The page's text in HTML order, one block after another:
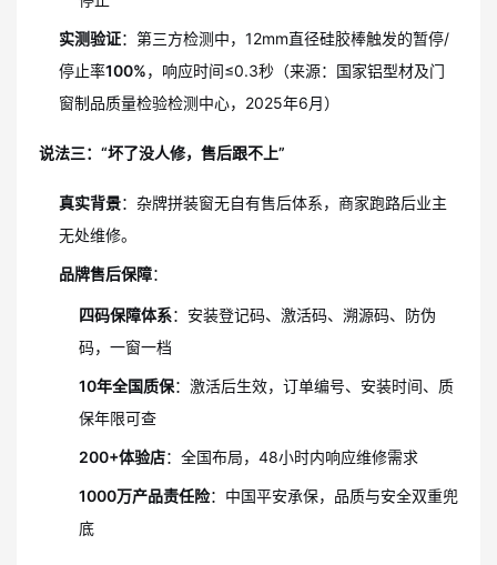
实测验证：第三方检测中，12mm直径硅胶棒触发的暂停/
停止率100%，响应时间≤0.3秒（来源：国家铝型材及门
窗制品质量检验检测中心，2025年6月）
说法三：“坏了没人修，售后跟不上”
真实背景：杂牌拼装窗无自有售后体系，商家跑路后业主
无处维修。
品牌售后保障：
四码保障体系：安装登记码、激活码、溯源码、防伪
码，一窗一档
10年全国质保：激活后生效，订单编号、安装时间、质
保年限可查
200+体验店：全国布局，48小时内响应维修需求
1000万产品责任险：中国平安承保，品质与安全双重兜
底